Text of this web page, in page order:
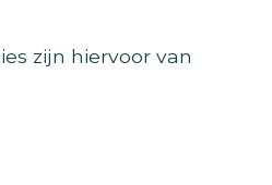
zijn hiervoor van